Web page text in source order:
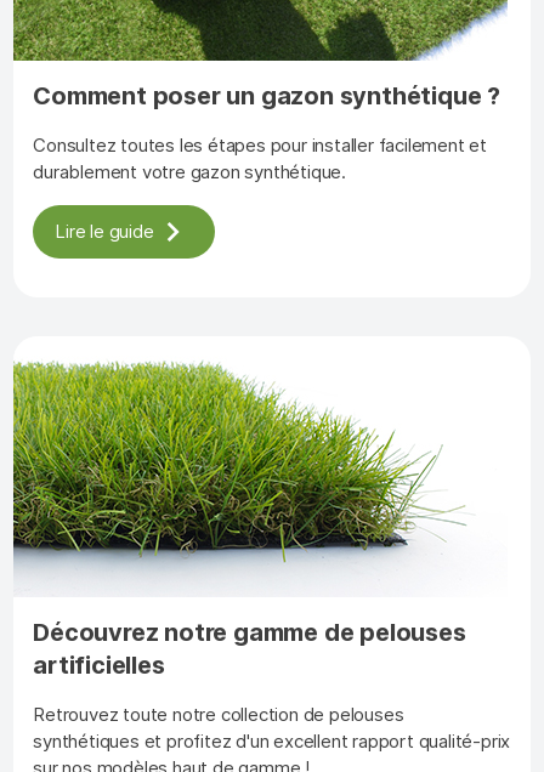
Comment poser un gazon synthétique ?
Consultez toutes les étapes pour installer facilement et
durablement votre gazon synthétique.
Lire le guide
Découvrez notre gamme de pelouses
artificielles
Retrouvez toute notre collection de pelouses
synthétiques et profitez d'un excellent rapport qualité-prix